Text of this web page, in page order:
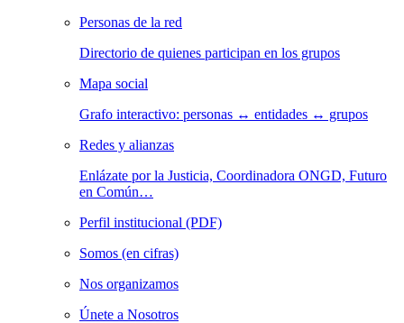
Personas de la red
Directorio de quienes participan en los grupos
Mapa social
Grafo interactivo: personas ↔ entidades ↔ grupos
Redes y alianzas
Enlázate por la Justicia, Coordinadora ONGD, Futuro
en Común…
Perfil institucional (PDF)
Somos (en cifras)
Nos organizamos
Únete a Nosotros